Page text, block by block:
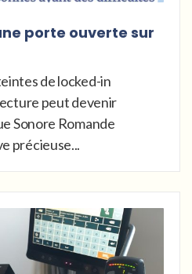
porte ouverte sur
de locked-in
peut devenir
Sonore Romande
précieuse...